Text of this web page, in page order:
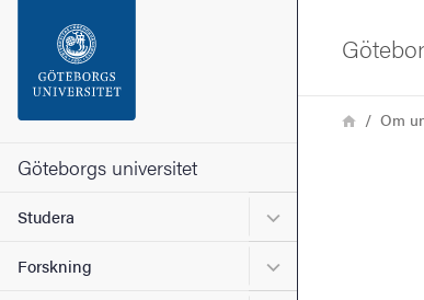
Sidfoten
Om webbplatsen
Göteborgs universitet
Studera Undermeny för
Forskning Undermeny för
LänkstigHemOm